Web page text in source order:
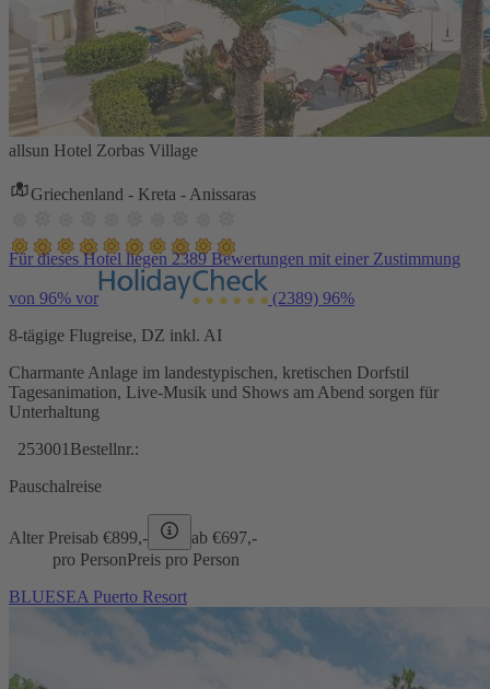
allsun Hotel Zorbas Village
Griechenland - Kreta - Anissaras
Für dieses Hotel liegen 2389 Bewertungen mit einer Zustimmung
von 96% vor (2389) 96%
8-tägige Flugreise, DZ inkl. AI
Charmante Anlage im landestypischen, kretischen Dorfstil
Tagesanimation, Live-Musik und Shows am Abend sorgen für
Unterhaltung
253001 Bestellnr.:
Pauschalreise
Alter Preisab €899,- ab €697,-
pro PersonPreis pro Person
BLUESEA Puerto Resort